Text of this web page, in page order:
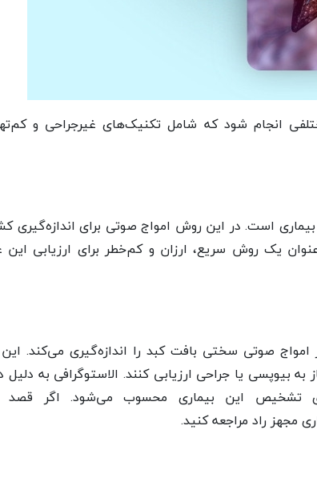
انجام شود که شامل تکنیک‌های غیرجراحی و
بیماری است. در این روش امواج صوتی برای
یک روش سریع، ارزان و کم‌خطر برای ارزیابی این
امواج صوتی سختی بافت کبد را اندازه‌گیری می‌کند.
بیوپسی یا جراحی ارزیابی کنند. الاستوگرافی به
تشخیص این بیماری محسوب می‌شود. اگر قصد
مجهز راد مراجعه کنید.